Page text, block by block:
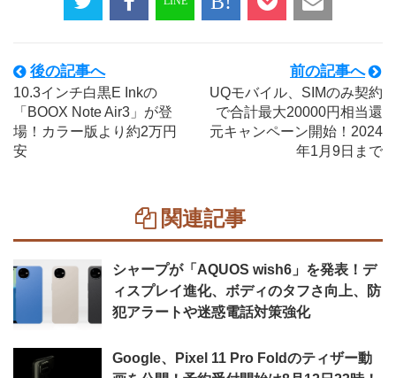
後の記事へ
10.3インチ白黒E Inkの
「BOOX Note Air3」が登
場！カラー版より約2万円
安
前の記事へ
UQモバイル、SIMのみ契約
で合計最大20000円相当還
元キャンペーン開始！2024
年1月9日まで
関連記事
シャープが「AQUOS wish6」を発表！デ
ィスプレイ進化、ボディのタフさ向上、防
犯アラートや迷惑電話対策強化
Google、Pixel 11 Pro Foldのティザー動